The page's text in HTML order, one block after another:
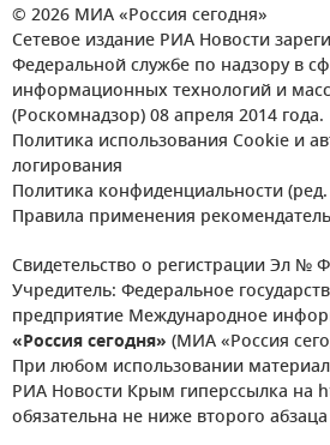
© 2026 МИА «Россия сегодня»
Сетевое издание РИА Новости
Федеральной службе по надзору в
информационных технологий и
(Роскомнадзор) 08 апреля 2014 года.
Политика использования Cookie и
логирования
Политика конфиденциальности (ред.
Правила применения
Свидетельство о регистрации Эл №
Учредитель: Федеральное
предприятие Международное
«Россия сегодня» (МИА «Россия
При любом использовании
РИА Новости Крым гиперссылка на
обязательна не ниже второго абзаца